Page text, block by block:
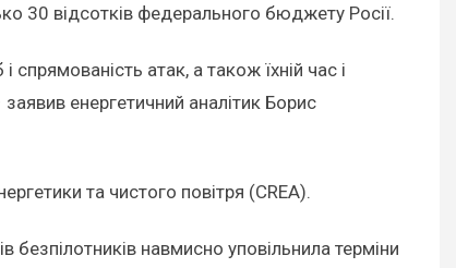
30 відсотків федерального бюджету Росії.
атак, а також їхній час і
енергетичний аналітик Борис
та чистого повітря (CREA).
навмисно уповільнила терміни